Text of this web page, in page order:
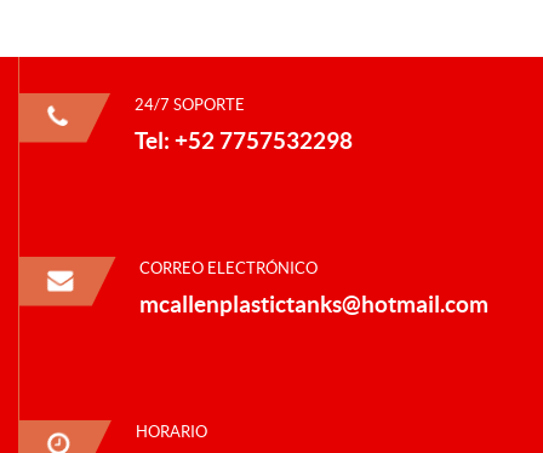
24/7 SOPORTE
Tel: +52 7757532298
CORREO ELECTRÓNICO
mcallenplastictanks@hotmail.com
HORARIO